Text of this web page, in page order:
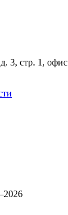
3, стр. 1, офис